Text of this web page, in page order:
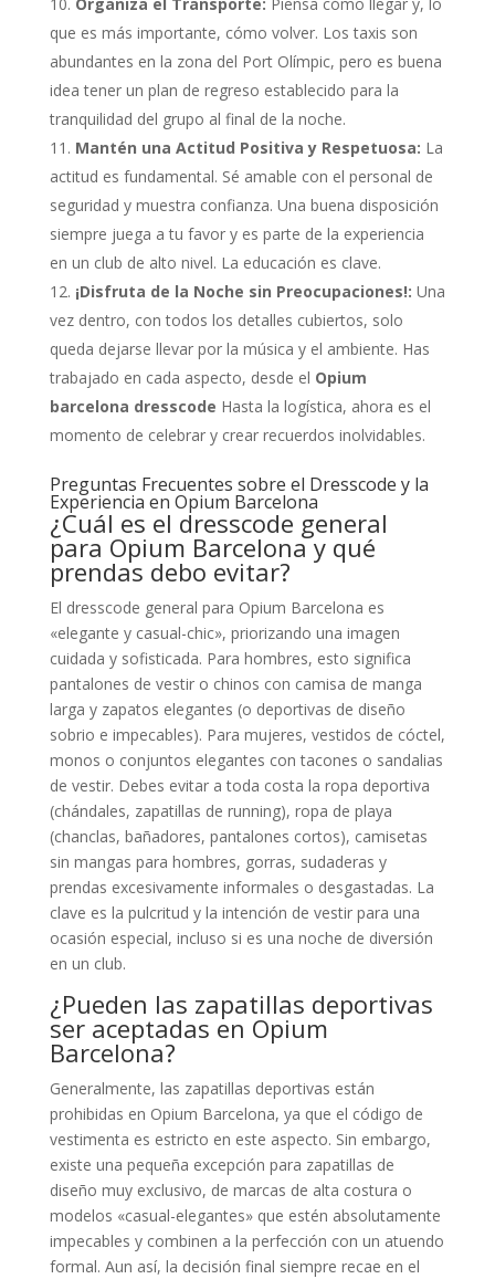
Organiza el Transporte: Piensa cómo llegar y, lo
que es más importante, cómo volver. Los taxis son
abundantes en la zona del Port Olímpic, pero es buena
idea tener un plan de regreso establecido para la
tranquilidad del grupo al final de la noche.
Mantén una Actitud Positiva y Respetuosa: La
actitud es fundamental. Sé amable con el personal de
seguridad y muestra confianza. Una buena disposición
siempre juega a tu favor y es parte de la experiencia
en un club de alto nivel. La educación es clave.
¡Disfruta de la Noche sin Preocupaciones!: Una
vez dentro, con todos los detalles cubiertos, solo
queda dejarse llevar por la música y el ambiente. Has
trabajado en cada aspecto, desde el Opium
barcelona dresscode Hasta la logística, ahora es el
momento de celebrar y crear recuerdos inolvidables.
Preguntas Frecuentes sobre el Dresscode y la
Experiencia en Opium Barcelona
¿Cuál es el dresscode general
para Opium Barcelona y qué
prendas debo evitar?
El dresscode general para Opium Barcelona es
«elegante y casual-chic», priorizando una imagen
cuidada y sofisticada. Para hombres, esto significa
pantalones de vestir o chinos con camisa de manga
larga y zapatos elegantes (o deportivas de diseño
sobrio e impecables). Para mujeres, vestidos de cóctel,
monos o conjuntos elegantes con tacones o sandalias
de vestir. Debes evitar a toda costa la ropa deportiva
(chándales, zapatillas de running), ropa de playa
(chanclas, bañadores, pantalones cortos), camisetas
sin mangas para hombres, gorras, sudaderas y
prendas excesivamente informales o desgastadas. La
clave es la pulcritud y la intención de vestir para una
ocasión especial, incluso si es una noche de diversión
en un club.
¿Pueden las zapatillas deportivas
ser aceptadas en Opium
Barcelona?
Generalmente, las zapatillas deportivas están
prohibidas en Opium Barcelona, ya que el código de
vestimenta es estricto en este aspecto. Sin embargo,
existe una pequeña excepción para zapatillas de
diseño muy exclusivo, de marcas de alta costura o
modelos «casual-elegantes» que estén absolutamente
impecables y combinen a la perfección con un atuendo
formal. Aun así, la decisión final siempre recae en el